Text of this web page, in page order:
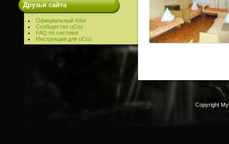
Друзья сайта
Официальный блог
Сообщество uCoz
FAQ по системе
Инструкции для uCoz
Copyright